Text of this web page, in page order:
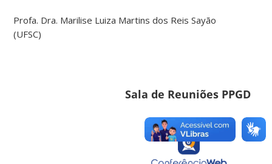
Profa. Dra. Marilise Luiza Martins dos Reis Sayão
(UFSC)
Sala de Reuniões PPGD